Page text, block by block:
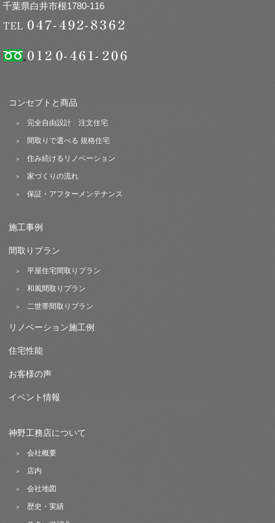
千葉県白井市根1780-116
コンセプトと商品
完全自由設計 注文住宅
間取りで選べる 規格住宅
住み続けるリノベーション
家づくりの流れ
保証・アフターメンテナンス
施工事例
間取りプラン
平屋住宅間取りプラン
和風間取りプラン
二世帯間取りプラン
リノベーション施工例
住宅性能
お客様の声
イベント情報
神野工務店について
会社概要
店内
会社地図
歴史・実績